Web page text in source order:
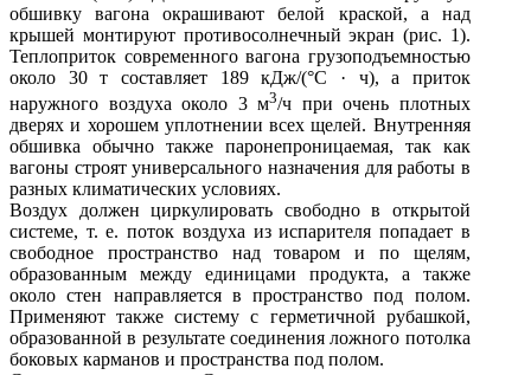
обшивку вагона окрашивают белой краской, а над
крышей монтируют противосолнечный экран (рис. 1).
Теплоприток современного вагона грузоподъемностью
около 30 т составляет 189 кДж/(°С · ч), а приток
наружного воздуха около 3 м3/ч при очень плотных
дверях и хорошем уплотнении всех щелей. Внутренняя
обшивка обычно также паронепроницаемая, так как
вагоны строят универсального назначения для работы в
разных климатических условиях.
Воздух должен циркулировать свободно в открытой
системе, т. е. поток воздуха из испарителя попадает в
свободное пространство над товаром и по щелям,
образованным между единицами продукта, а также
около стен направляется в пространство под полом.
Применяют также систему с герметичной рубашкой,
образованной в результате соединения ложного потолка
боковых карманов и пространства под полом.